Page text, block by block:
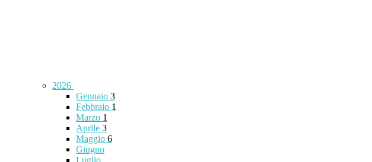
2026
Gennaio 3
Febbraio 1
Marzo 1
Aprile 3
Maggio 6
Giugno